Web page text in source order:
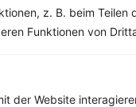
z. B. beim Teilen
Funktionen von
der Website
›
Pudding mit Chiasamen, Blaubeeren und Mandeln